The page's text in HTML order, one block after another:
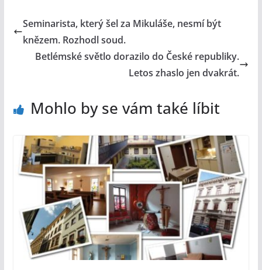
Seminarista, který šel za Mikuláše, nesmí být
knězem. Rozhodl soud.
Betlémské světlo dorazilo do České republiky.
Letos zhaslo jen dvakrát.
Mohlo by se vám také líbit